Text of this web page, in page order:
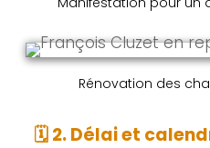
Rénovation des
🗓️2. Délai et